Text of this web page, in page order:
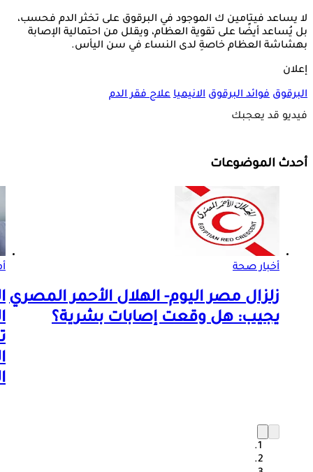
لا يساعد فيتامين ك الموجود في البرقوق على تخثر الدم فحسب،
بل يُساعد أيضًا على تقوية العظام، ويقلل من احتمالية الإصابة
بهشاشة العظام خاصةِ لدى النساء في سن اليأس.
إعلان
البرقوق فوائد البرقوق الانيميا علاج فقر الدم
فيديو قد يعجبك
أحدث الموضوعات
أخبار صحة
زلزال مصر اليوم- الهلال الأحمر المصري
يجيب: هل وقعت إصابات بشرية؟